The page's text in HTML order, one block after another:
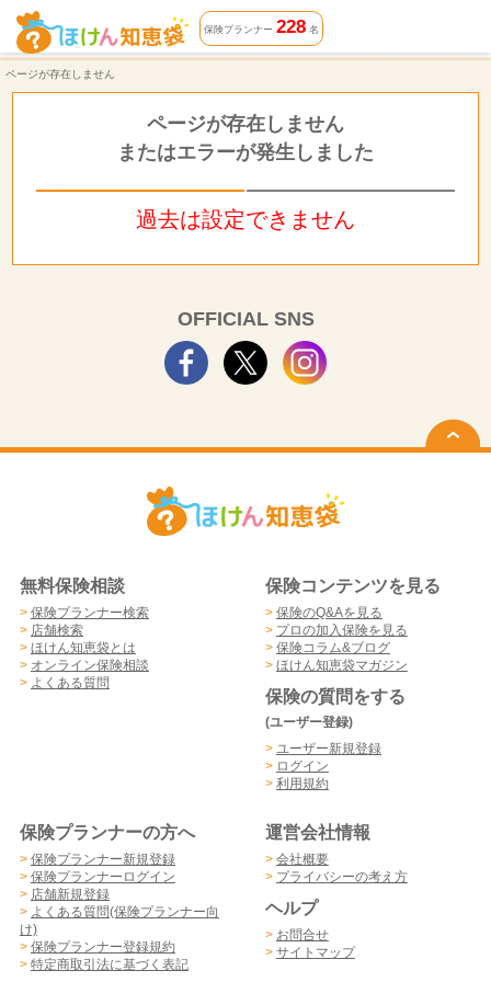
ページが存在しません | ほけん知恵袋
保険プランナー 228名
ページが存在しません
ページが存在しません
またはエラーが発生しました
過去は設定できません
OFFICIAL SNS
無料保険相談
> 保険プランナー検索
> 店舗検索
> ほけん知恵袋とは
> オンライン保険相談
> よくある質問
保険コンテンツを見る
> 保険のQ&Aを見る
> プロの加入保険を見る
> 保険コラム&ブログ
> ほけん知恵袋マガジン
保険の質問をする
(ユーザー登録)
> ユーザー新規登録
> ログイン
> 利用規約
保険プランナーの方へ
> 保険プランナー新規登録
> 保険プランナーログイン
> 店舗新規登録
> よくある質問(保険プランナー向
け)
> 保険プランナー登録規約
> 特定商取引法に基づく表記
運営会社情報
> 会社概要
> プライバシーの考え方
ヘルプ
> お問合せ
> サイトマップ